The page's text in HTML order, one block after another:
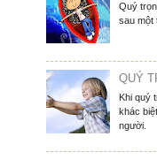
Quý
sau một
QUÝ
Khi quý
khác
người.